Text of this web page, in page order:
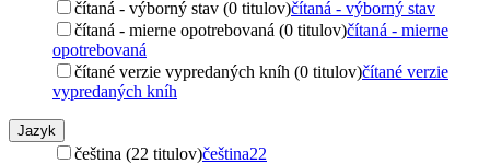
čítaná - výborný stav (0 titulov)čítaná - výborný stav
čítaná - mierne opotrebovaná (0 titulov)čítaná - mierne
opotrebovaná
čítané verzie vypredaných kníh (0 titulov)čítané verzie
vypredaných kníh
Jazyk
čeština (22 titulov)čeština22